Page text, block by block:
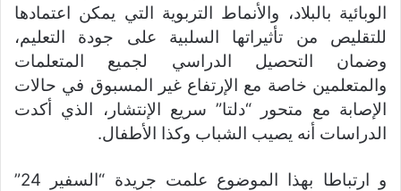
الوبائية بالبلاد، والأنماط التربوية التي يمكن اعتمادها
للتقليص من تأثيراتها السلبية على جودة التعليم،
وضمان التحصيل الدراسي لجميع المتعلمات
والمتعلمين خاصة مع الإرتفاع غير المسبوق في حالات
الإصابة مع متحور “دلتا” سريع الإنتشار، الذي أكدت
الدراسات أنه يصيب الشباب وكذا الأطفال.
و ارتباطا بهذا الموضوع علمت جريدة “السفير 24”